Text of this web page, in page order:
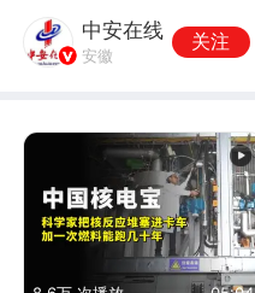
中安在线
安徽
关注